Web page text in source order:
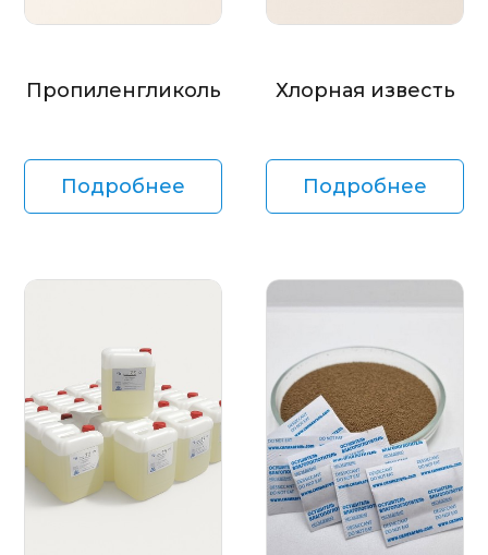
Пропиленгликоль
Подробнее
Хлорная известь
Подробнее